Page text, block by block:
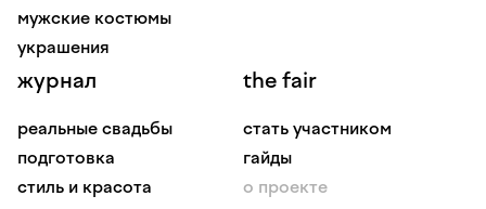
мужские костюмы
украшения
журнал
реальные свадьбы
подготовка
стиль и красота
the fair
стать участником
гайды
о проекте